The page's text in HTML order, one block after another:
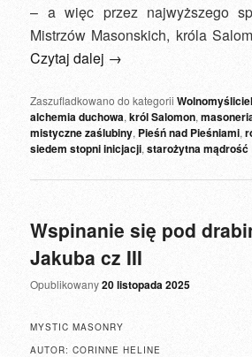
– a więc przez najwyższego
Mistrzów Masonskich, króla
Czytaj dalej →
Zaszufladkowano do kategorii
alchemia duchowa,król Salomon,
mistyczne zaślubiny,Pieśń nad Pieśniami,
siedem stopni inicjacji,starożytna mądrość
Wspinanie się pod
Jakuba cz III
Opublikowany20 listopada 2025
MYSTIC MASONRY
AUTOR: CORINNE HELINE